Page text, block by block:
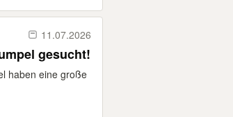
11.07.2026
gesucht!
haben eine große